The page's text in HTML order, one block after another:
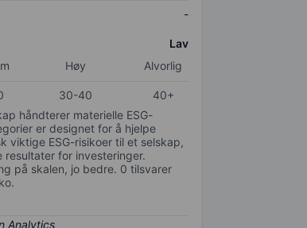
-
Lav
Høy Alvorlig
30-40
40+
håndterer materielle ESG-
er designet for å hjelpe
viktige ESG-risikoer til et selskap,
for investeringer.
på skalen, jo bedre. 0 tilsvarer